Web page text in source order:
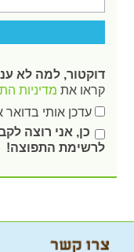
דוקטור, למה לא
קראו את מדיניות
עדכן אותי בדואר
כן, אני רוצה
לרשימת התפוצה!